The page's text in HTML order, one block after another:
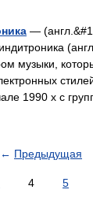
—
музыки,
1990 х с
← Предыдущая
4 5